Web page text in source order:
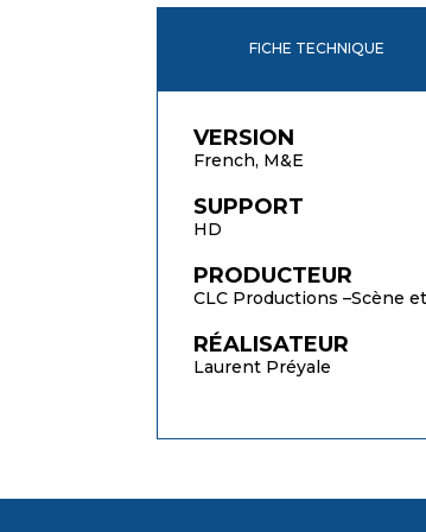
FICHE TECHNIQUE
VERSION
French, M&E
SUPPORT
HD
PRODUCTEUR
CLC Productions –Scène
RÉALISATEUR
Laurent Préyale